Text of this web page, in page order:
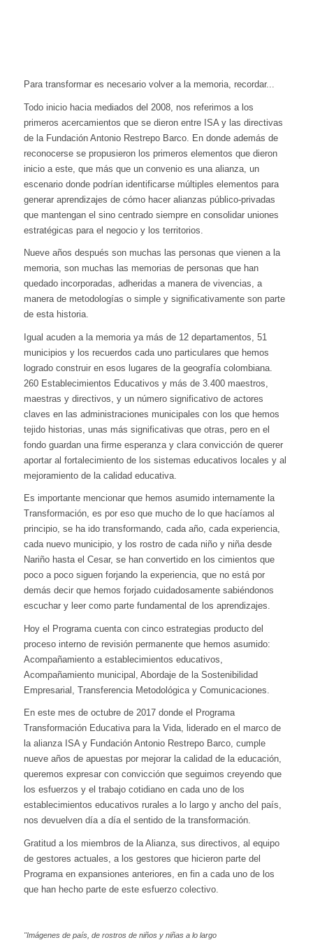
Para transformar es necesario volver a la memoria, recordar...
Todo inicio hacia mediados del 2008, nos referimos a los
primeros acercamientos que se dieron entre ISA y las directivas
de la Fundación Antonio Restrepo Barco. En donde además de
reconocerse se propusieron los primeros elementos que dieron
inicio a este, que más que un convenio es una alianza, un
escenario donde podrían identificarse múltiples elementos para
generar aprendizajes de cómo hacer alianzas público-privadas
que mantengan el sino centrado siempre en consolidar uniones
estratégicas para el negocio y los territorios.
Nueve años después son muchas las personas que vienen a la
memoria, son muchas las memorias de personas que han
quedado incorporadas, adheridas a manera de vivencias, a
manera de metodologías o simple y significativamente son parte
de esta historia.
Igual acuden a la memoria ya más de 12 departamentos, 51
municipios y los recuerdos cada uno particulares que hemos
logrado construir en esos lugares de la geografía colombiana.
260 Establecimientos Educativos y más de 3.400 maestros,
maestras y directivos, y un número significativo de actores
claves en las administraciones municipales con los que hemos
tejido historias, unas más significativas que otras, pero en el
fondo guardan una firme esperanza y clara convicción de querer
aportar al fortalecimiento de los sistemas educativos locales y al
mejoramiento de la calidad educativa.
Es importante mencionar que hemos asumido internamente la
Transformación, es por eso que mucho de lo que hacíamos al
principio, se ha ido transformando, cada año, cada experiencia,
cada nuevo municipio, y los rostro de cada niño y niña desde
Nariño hasta el Cesar, se han convertido en los cimientos que
poco a poco siguen forjando la experiencia, que no está por
demás decir que hemos forjado cuidadosamente sabiéndonos
escuchar y leer como parte fundamental de los aprendizajes.
Hoy el Programa cuenta con cinco estrategias producto del
proceso interno de revisión permanente que hemos asumido:
Acompañamiento a establecimientos educativos,
Acompañamiento municipal, Abordaje de la Sostenibilidad
Empresarial, Transferencia Metodológica y Comunicaciones.
En este mes de octubre de 2017 donde el Programa
Transformación Educativa para la Vida, liderado en el marco de
la alianza ISA y Fundación Antonio Restrepo Barco, cumple
nueve años de apuestas por mejorar la calidad de la educación,
queremos expresar con convicción que seguimos creyendo que
los esfuerzos y el trabajo cotidiano en cada uno de los
establecimientos educativos rurales a lo largo y ancho del país,
nos devuelven día a día el sentido de la transformación.
Gratitud a los miembros de la Alianza, sus directivos, al equipo
de gestores actuales, a los gestores que hicieron parte del
Programa en expansiones anteriores, en fin a cada uno de los
que han hecho parte de este esfuerzo colectivo.
"Imágenes de país, de rostros de niños y niñas a lo largo